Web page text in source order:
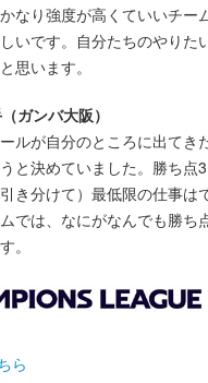
なり強度が高くていいチー
いです。自分たちのやりた
思います。
ガンバ大阪）
ルが自分のところに出てき
と決めていました。勝ち点
き分けて）最低限の仕事は
では、なにがなんでも勝ち
。
ら